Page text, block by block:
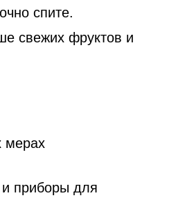
спите.
свежих фруктов и
мерах
приборы для